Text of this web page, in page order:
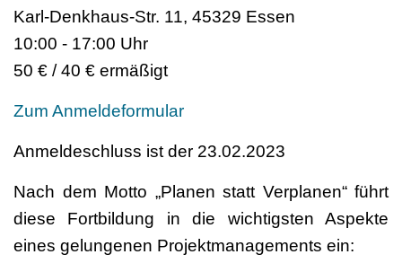
Karl-Denkhaus-Str. 11, 45329 Essen
10:00 - 17:00 Uhr
50 € / 40 € ermäßigt
Zum Anmeldeformular
Anmeldeschluss ist der 23.02.2023
Nach dem Motto „Planen statt Verplanen“ führt
diese Fortbildung in die wichtigsten Aspekte
eines gelungenen Projektmanagements ein: